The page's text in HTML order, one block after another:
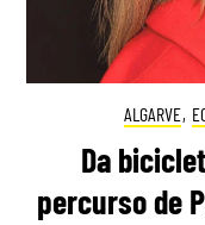
ALGARVE,
Da
percurso de